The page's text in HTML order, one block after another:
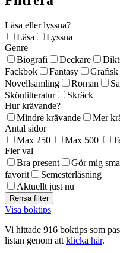
Läsa eller lyssna?
Läsa
Lyssna
Genre
Biografi
Deckare
Fackbok
Fantasy
Novellsamling
Roman
Skönlitteratur
Skräck
Hur krävande?
Mindre krävande
Mer
Antal sidor
Max 250
Max 500
Fler val
Bra present
Gör mig
favorit
Semesterläsning
Aktuellt just nu
Visa boktips
Vi hittade 916 boktips som
listan genom att klicka här.